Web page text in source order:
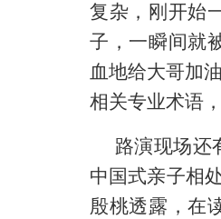
复杂 ， 刚开始
子，一瞬间就
血地给大哥加
相关专业术语
路演现场还
中国式亲子相
殷桃透露，在